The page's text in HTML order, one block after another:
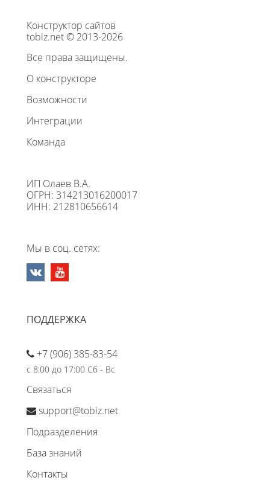
Конструктор сайтов
tobiz.net © 2013-2026
Все права защищены.
О конструкторе
Возможности
Интеграции
Команда
ИП Олаев В.А.
ОГРН: 314213016200017
ИНН: 212810656614
Мы в соц. сетях:
ПОДДЕРЖКА
+7 (906) 385-83-54
с 8:00 до 17:00 Сб - Вс
Связаться
support@tobiz.net
Подразделения
База знаний
Контакты